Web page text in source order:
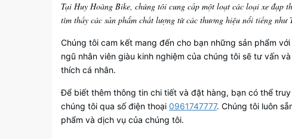
Tại Huy Hoàng Bike, chúng tôi cung cấp một loạt các loại xe đạp
tìm thấy các sản phẩm chất lượng từ các thương hiệu nổi tiếng
Chúng tôi cam kết mang đến cho bạn những sản phẩm
ngũ nhân viên giàu kinh nghiệm của chúng tôi sẽ tư vấn
thích cá nhân.
Để biết thêm thông tin chi tiết và đặt hàng, bạn có thể
chúng tôi qua số điện thoại 0961747777. Chúng tôi luôn
phẩm và dịch vụ của chúng tôi.